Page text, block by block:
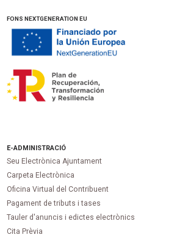
FONS NEXTGENERATION EU
E-ADMINISTRACIÓ
Seu Electrònica Ajuntament
Carpeta Electrònica
Oficina Virtual del Contribuent
Pagament de tributs i tases
Tauler d'anuncis i edictes electrònics
Cita Prèvia